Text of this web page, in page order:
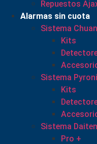
Repuestos
Alarmas sin cuota
Sistema
Kits
Sistema
Kits
Sistema
Pro +